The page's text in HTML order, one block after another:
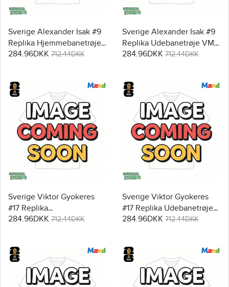
Sverige Alexander Isak #9
Replika Hjemmebanetrøje
VM 2026 Kortærmet
284.96DKK 712.44DKK
Sverige Alexander Isak #9
Replika Udebanetrøje VM
2026 Kortærmet
284.96DKK 712.44DKK
Sverige Viktor Gyokeres
#17 Replika
Hjemmebanetrøje VM
284.96DKK 712.44DKK
Sverige Viktor Gyokeres
#17 Replika Udebanetrøje
VM 2026 Kortærmet
284.96DKK 712.44DKK